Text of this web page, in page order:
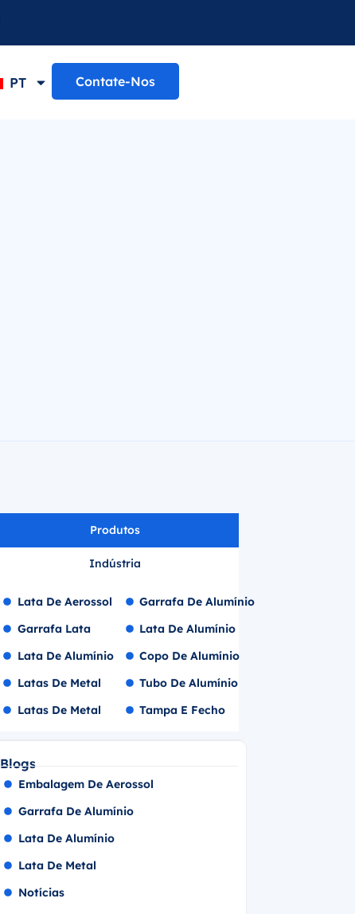
PT Contate-Nos
Produtos
Indústria
Lata De Aerossol
Garrafa Lata
Lata De Alumínio
Latas De Metal
Latas De Metal
Garrafa De Alumínio
Lata De Alumínio
Copo De Alumínio
Tubo De Alumínio
Tampa E Fecho
Blogs
Embalagem De Aerossol
Garrafa De Alumínio
Lata De Alumínio
Lata De Metal
Notícias